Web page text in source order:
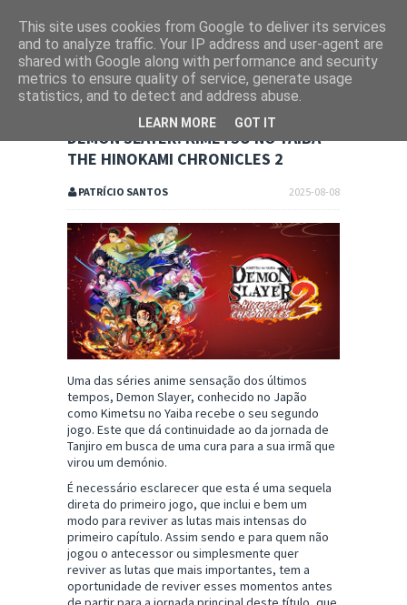
DEMON SLAYER: KIMETSU NO YAIBA -
THE HINOKAMI CHRONICLES 2
2025-08-08
PATRÍCIO SANTOS
Uma das séries anime sensação dos últimos
tempos, Demon Slayer, conhecido no Japão
como Kimetsu no Yaiba recebe o seu segundo
jogo. Este que dá continuidade ao da jornada de
Tanjiro em busca de uma cura para a sua irmã que
virou um demónio.
É necessário esclarecer que esta é uma sequela
direta do primeiro jogo, que inclui e bem um
modo para reviver as lutas mais intensas do
primeiro capítulo. Assim sendo e para quem não
jogou o antecessor ou simplesmente quer
reviver as lutas que mais importantes, tem a
oportunidade de reviver esses momentos antes
This site uses cookies from Google to deliver its services
and to analyze traffic. Your IP address and user-agent are
shared with Google along with performance and security
metrics to ensure quality of service, generate usage
statistics, and to detect and address abuse.
LEARN MORE GOT IT